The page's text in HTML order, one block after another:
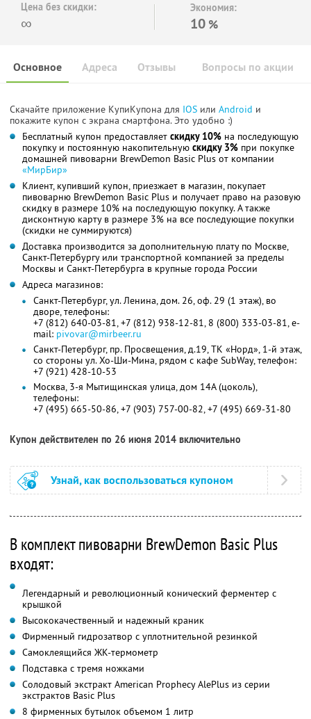
Цена без скидки:
∞
Экономия:
10 %
Основное Отзывы Вопросы по акции
Адреса
Скачайте приложение КупиКупона для IOS или Android и
покажите купон с экрана смартфона. Это удобно :)
Бесплатный купон предоставляет скидку 10% на последующую
покупку и постоянную накопительную скидку 3% при покупке
домашней пивоварни BrewDemon Basic Plus от компании
«МирБир»
Клиент, купивший купон, приезжает в магазин, покупает
пивоварню BrewDemon Basic Plus и получает право на разовую
скидку в размере 10% на последующую покупку. А также
дисконтную карту в размере 3% на все последующие покупки
(скидки не суммируются)
Доставка производится за дополнительную плату по Москве,
Санкт-Петербургу или транспортной компанией за пределы
Москвы и Санкт-Петербурга в крупные города России
Адреса магазинов:
Санкт-Петербург, ул. Ленина, дом. 26, оф. 29 (1 этаж), во
дворе, телефоны:
+7 (812) 640-03-81, +7 (812) 938-12-81, 8 (800) 333-03-81, e-
mail: pivovar@mirbeer.ru
Санкт-Петербург, пр. Просвещения, д.19, ТК «Норд», 1-й этаж,
со стороны ул. Хо-Ши-Мина, рядом с кафе SubWay, телефон:
+7 (921) 428-10-53
Москва, 3-я Мытищинская улица, дом 14А (цоколь),
телефоны:
+7 (495) 665-50-86, +7 (903) 757-00-82, +7 (495) 669-31-80
Купон действителен по 26 июня 2014 включительно
Узнай, как воспользоваться купоном
В комплект пивоварни BrewDemon Basic Plus
входят:
Легендарный и революционный конический ферментер с
крышкой
Высококачественный и надежный краник
Фирменный гидрозатвор с уплотнительной резинкой
Самоклеящийся ЖК-термометр
Подставка с тремя ножками
Солодовый экстракт American Prophecy AlePlus из серии
экстрактов Basic Plus
8 фирменных бутылок объемом 1 литр